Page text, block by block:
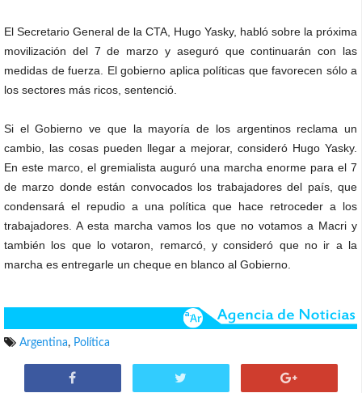
El Secretario General de la CTA, Hugo Yasky, habló sobre la próxima
movilización del 7 de marzo y aseguró que continuarán con las
medidas de fuerza. El gobierno aplica políticas que favorecen sólo a
los sectores más ricos, sentenció.
Si el Gobierno ve que la mayoría de los argentinos reclama un
cambio, las cosas pueden llegar a mejorar, consideró Hugo Yasky.
En este marco, el gremialista auguró una marcha enorme para el 7
de marzo donde están convocados los trabajadores del país, que
condensará el repudio a una política que hace retroceder a los
trabajadores. A esta marcha vamos los que no votamos a Macri y
también los que lo votaron, remarcó, y consideró que no ir a la
marcha es entregarle un cheque en blanco al Gobierno.
Argentina, Política